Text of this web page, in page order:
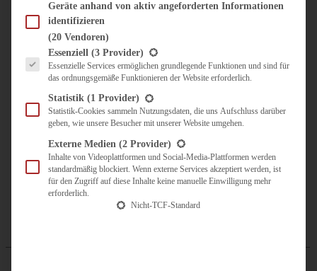
KÜCHENGESCHENKE
UNTERWEGS
KULINARISCH UNTERWEGS
ÜBER MICH
ZUSAMMENARBEIT
Geräte anhand von aktiv angeforderten Informationen
identifizieren
(20 Vendoren)
Es folgt eine Liste der Service-Gruppen, für die eine Einwilligung erteilt werden
Essenziell (3 Provider)
Essenzielle Services ermöglichen grundlegende Funktionen und sind für
das ordnungsgemäße Funktionieren der Website erforderlich.
Statistik (1 Provider)
Statistik-Cookies sammeln Nutzungsdaten, die uns Aufschluss darüber
geben, wie unsere Besucher mit unserer Website umgehen.
Externe Medien (2 Provider)
Inhalte von Videoplattformen und Social-Media-Plattformen werden
standardmäßig blockiert. Wenn externe Services akzeptiert werden, ist
für den Zugriff auf diese Inhalte keine manuelle Einwilligung mehr
erforderlich.
Nicht-TCF-Standard